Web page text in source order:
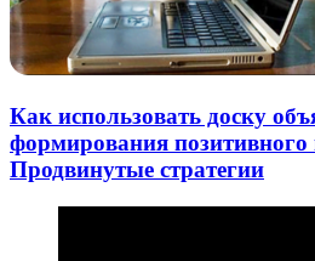
Как использовать доску
формирования
Продвинутые стратегии